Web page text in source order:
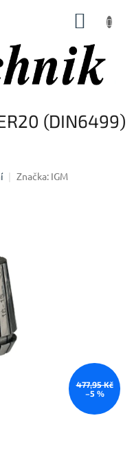
(DIN6499)
Značka: IGM
477,95 Kč
–5 %